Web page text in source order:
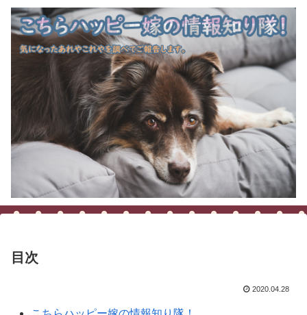
目次
2020.04.28